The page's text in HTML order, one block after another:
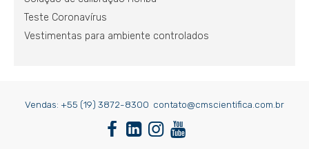
Teste Coronavírus
Vestimentas para ambiente controlados
Vendas: +55 (19) 3872-8300 contato@cmscientifica.com.br